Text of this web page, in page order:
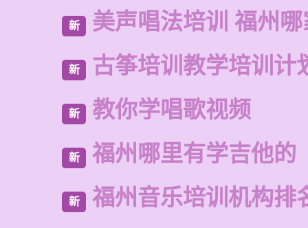
新 美声唱法培训 福州
新 古筝培训教学培训计
新 教你学唱歌视频
新 福州哪里有学吉他的
新 福州音乐培训机构排